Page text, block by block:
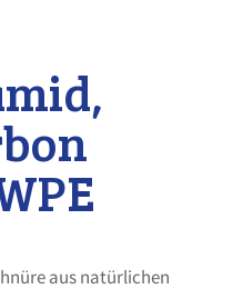
aus natürlichen